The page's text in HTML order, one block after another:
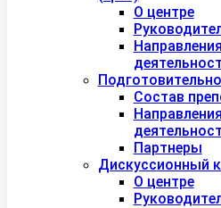
О центре
Состав
Партнеры
Дискуссионный
О центре